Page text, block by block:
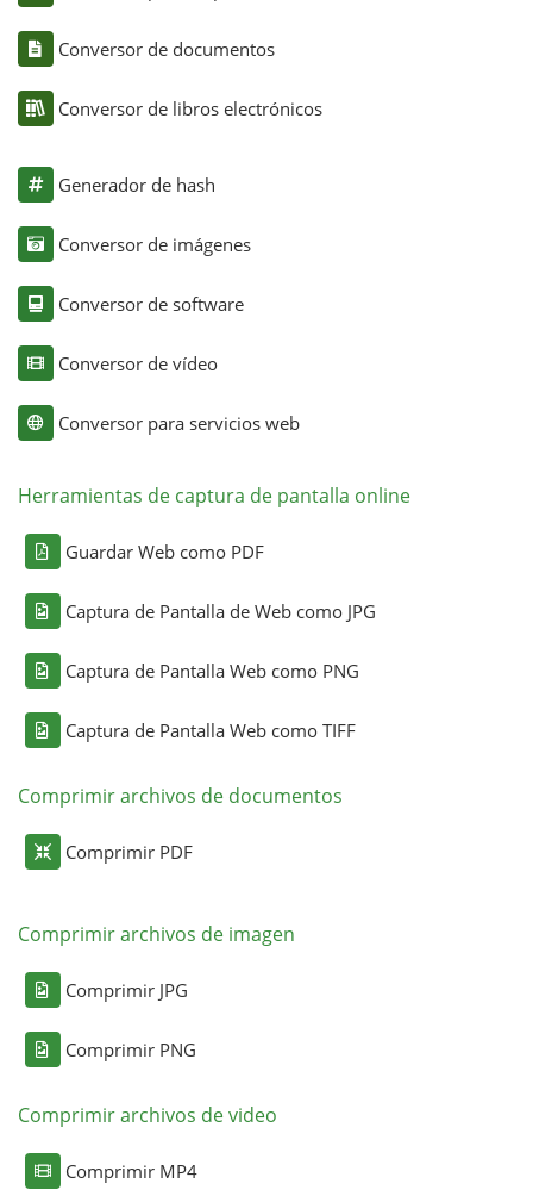
Conversor de documentos
Conversor de libros electrónicos
Generador de hash
Conversor de imágenes
Conversor de software
Conversor de vídeo
Conversor para servicios web
Herramientas de captura de pantalla online
Guardar Web como PDF
Captura de Pantalla de Web como JPG
Captura de Pantalla Web como PNG
Captura de Pantalla Web como TIFF
Comprimir archivos de documentos
Comprimir PDF
Comprimir archivos de imagen
Comprimir JPG
Comprimir PNG
Comprimir archivos de video
Comprimir MP4